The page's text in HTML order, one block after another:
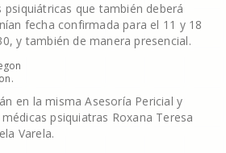
psiquiátricas que también deberá
fecha confirmada para el 11 y 18
y también de manera presencial.
en la misma Asesoría Pericial y
psiquiatras Roxana Teresa
Varela.